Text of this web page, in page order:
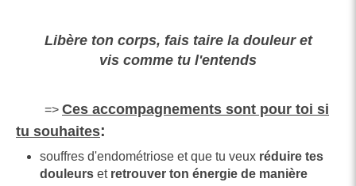
Libère ton corps, fais taire la douleur et
vis comme tu l'entends
=> Ces accompagnements sont pour toi si
tu souhaites:
souffres d'endométriose et que tu veux réduire tes
douleurs etretrouver ton énergie de manière